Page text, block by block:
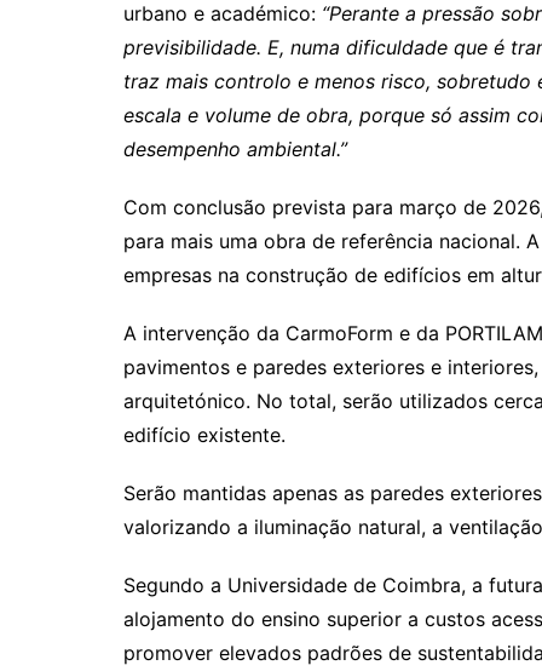
urbano e académico: “Perante a pressão
previsibilidade. E, numa dificuldade que é
traz mais controlo e menos risco,
escala e volume de obra, porque só assim
desempenho ambiental.”
Com conclusão prevista para março de
para mais uma obra de referência nacional.
empresas na construção de edifícios em
A intervenção da CarmoForm e da
pavimentos e paredes exteriores e
arquitetónico. No total, serão utilizados
edifício existente.
Serão mantidas apenas as paredes
valorizando a iluminação natural, a
Segundo a Universidade de Coimbra, a
alojamento do ensino superior a custos
promover elevados padrões de